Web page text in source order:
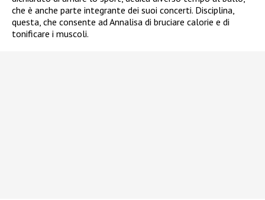
che è anche parte integrante dei suoi concerti. Disciplina,
questa, che consente ad Annalisa di bruciare calorie e di
tonificare i muscoli.